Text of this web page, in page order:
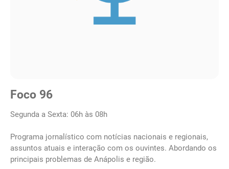
Foco 96
Segunda a Sexta: 06h às 08h
Programa jornalístico com notícias nacionais e regionais,
assuntos atuais e interação com os ouvintes. Abordando os
principais problemas de Anápolis e região.